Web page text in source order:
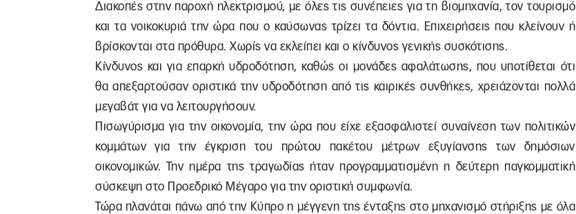
Διακοπές στην παροχή ηλεκτρισμού, με όλες τις συνέπειες για τη βιομηχανία, τον τουρισμό
και τα νοικοκυριά την ώρα που ο καύσωνας τρίζει τα δόντια. Επιχειρήσεις που κλείνουν ή
βρίσκονται στα πρόθυρα. Χωρίς να εκλείπει και ο κίνδυνος γενικής συσκότισης.
Κίνδυνος και για επαρκή υδροδότηση, καθώς οι μονάδες αφαλάτωσης, που υποτίθεται ότι
θα απεξαρτούσαν οριστικά την υδροδότηση από τις καιρικές συνθήκες, χρειάζονται πολλά
μεγαβάτ για να λειτουργήσουν.
Πισωγύρισμα για την οικονομία, την ώρα που είχε εξασφαλιστεί συναίνεση των πολιτικών
κομμάτων για την έγκριση του πρώτου πακέτου μέτρων εξυγίανσης των δημόσιων
οικονομικών. Την ημέρα της τραγωδίας ήταν προγραμματισμένη η δεύτερη παγκομματική
σύσκεψη στο Προεδρικό Μέγαρο για την οριστική συμφωνία.
Τώρα πλανάται πάνω από την Κύπρο η μέγγενη της ένταξης στο μηχανισμό στήριξης με όλα